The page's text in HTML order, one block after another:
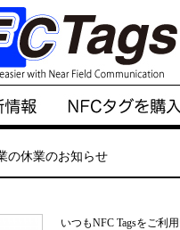
の休業のお知らせ
いつもNFC Tagsをご